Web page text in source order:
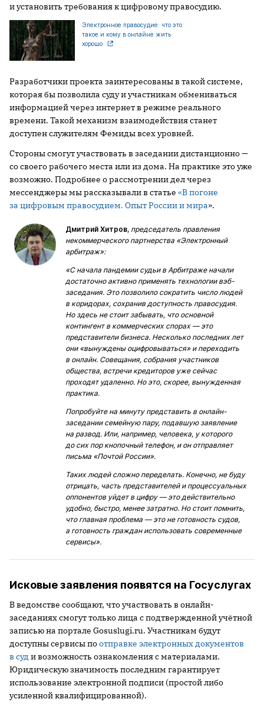
и установить требования к цифровому правосудию.
Электронное правосудие: что это
такое и кому в онлайне жить
хорошо
Разработчики проекта заинтересованы в такой системе,
которая бы позволила суду и участникам обмениваться
информацией через интернет в режиме реального
времени. Такой механизм взаимодействия станет
доступен служителям Фемиды всех уровней.
Стороны смогут участвовать в заседании дистанционно —
со своего рабочего места или из дома. На практике это уже
возможно. Подробнее о рассмотрении дел через
мессенджеры мы рассказывали в статье «В погоне
за цифровым правосудием. Опыт России и мира».
Дмитрий Хитров, председатель правления
некоммерческого партнерства «Электронный
арбитраж»:
«С начала пандемии судьи в Арбитраже начали
достаточно активно применять технологии вэб-
заседания. Это позволило сократить число людей
в коридорах, сохранив доступность правосудия.
Но здесь не стоит забывать, что основной
контингент в коммерческих спорах — это
представители бизнеса. Несколько последних лет
они «вынуждены оцифровываться» и переходить
в онлайн. Совещания, собрания участников
общества, встречи кредиторов уже сейчас
проходят удаленно. Но это, скорее, вынужденная
практика.
Попробуйте на минуту представить в онлайн-
заседании семейную пару, подавшую заявление
на развод. Или, например, человека, у которого
до сих пор кнопочный телефон, и он отправляет
письма «Почтой России».
Таких людей сложно переделать. Конечно, не буду
отрицать, часть представителей и процессуальных
оппонентов уйдет в цифру — это действительно
удобно, быстро, менее затратно. Но стоит помнить,
что главная проблема — это не готовность судов,
а готовность граждан использовать современные
сервисы».
Исковые заявления появятся на Госуслугах
В ведомстве сообщают, что участвовать в онлайн-
заседаниях смогут только лица с подтвержденной учётной
записью на портале Gosuslugi.ru. Участникам будут
доступны сервисы поотправке электронных документов
в суд и возможность ознакомления с материалами.
Юридическую значимость последним гарантирует
использование электронной подписи (простой либо
усиленной квалифицированной).